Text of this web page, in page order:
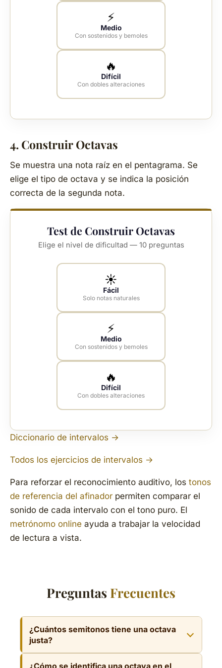
⚡
Medio
Con sostenidos y bemoles
🔥
Difícil
Con dobles alteraciones
4. Construir Octavas
Se muestra una nota raíz en el pentagrama. Se
elige el tipo de octava y se indica la posición
correcta de la segunda nota.
Test de Construir Octavas
Elige el nivel de dificultad — 10 preguntas
☀️
Fácil
Solo notas naturales
⚡
Medio
Con sostenidos y bemoles
🔥
Difícil
Con dobles alteraciones
Diccionario de intervalos →
Todos los ejercicios de intervalos →
Para reforzar el reconocimiento auditivo, los tonos
de referencia del afinador permiten comparar el
sonido de cada intervalo con el tono puro. El
metrónomo online ayuda a trabajar la velocidad
de lectura a vista.
Preguntas Frecuentes
¿Cuántos semitonos tiene una octava
justa?
¿Cómo se identifica una octava en el